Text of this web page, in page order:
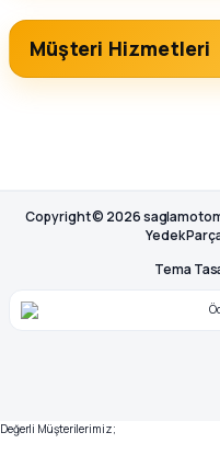
Müşteri Hizmetleri
Copyright © 2026
Yedek
Tema
Değerli Müşterilerimiz;